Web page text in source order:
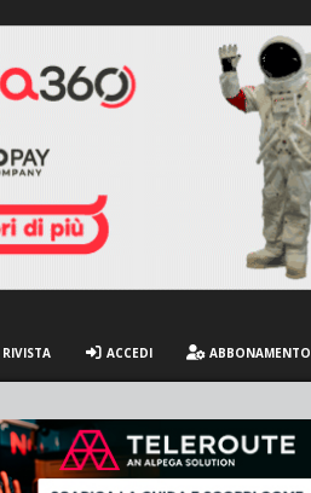
RIVISTA ACCEDI ABBONAMENTO